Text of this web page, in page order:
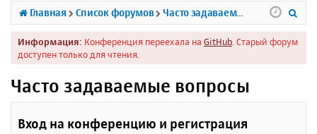
ы
л
к
р
у
м
о
д
Главная Список форумов Часто задаваемые вопросы
Информация: Конференция переехала на GitHub . Старый форум
доступен только для чтения.
Часто задаваемые вопросы
Вход на конференцию и регистрация